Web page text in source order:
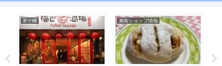
茅ケ崎 湘南ショップ情報